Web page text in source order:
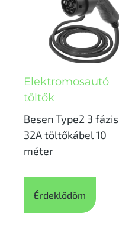
Elektromosautó
töltők
Besen Type2 3 fázis
32A töltőkábel 10
méter
Érdeklődöm